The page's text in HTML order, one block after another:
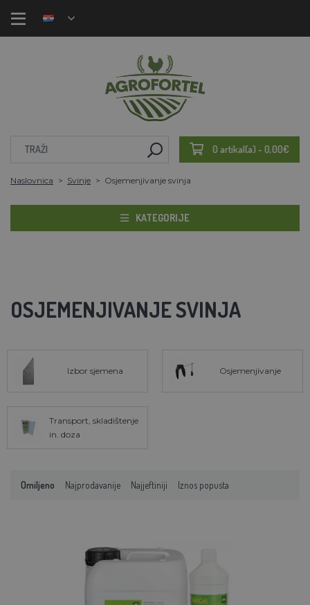
0 artikal(a) - 0,00€
Naslovnica Svinje Osjemenjivanje svinja
KATEGORIJE
OSJEMENJIVANJE SVINJA
Izbor sjemena Osjemenjivanje
Transport, skladištenje
in. doza
Omiljeno Najprodavanije Najjeftiniji Iznos popusta